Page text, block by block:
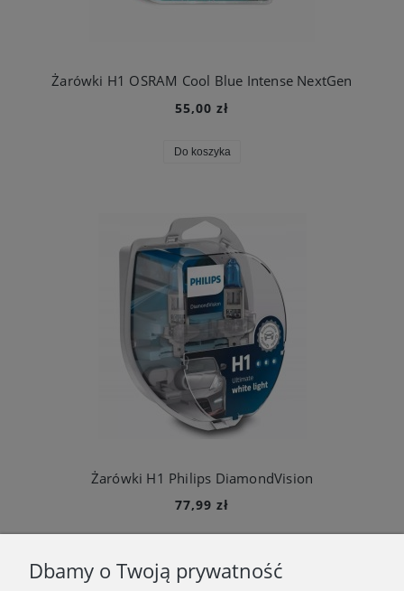
Żarówki H1 OSRAM Cool Blue Intense NextGen
55,00 zł
Do koszyka
Żarówki H1 Philips DiamondVision
77,99 zł
Dbamy o Twoją prywatność